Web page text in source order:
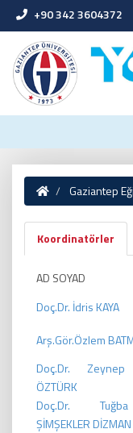
+90 342 3604372
Gaziantep
Koordinatörler
AD SOYAD
Doç.Dr. İdris KAYA
Arş.Gör.Özlem
Doç.Dr. Zeynep
ÖZTÜRK
Doç.Dr.
ŞİMŞEKLER DİZMAN